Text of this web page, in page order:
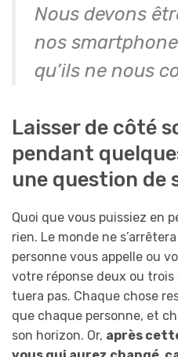
Nous devons
nos
qu’ils ne nous
Laisser de côté
pendant
une question de
Quoi que vous puissiez en
rien. Le monde ne
personne vous appelle ou
votre réponse deux ou
tuera pas. Chaque chose
que chaque personne, et
son horizon. Or, après